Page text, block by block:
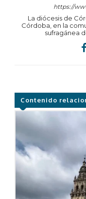
https://
La diócesis de
Córdoba, en la
sufragánea
Contenido